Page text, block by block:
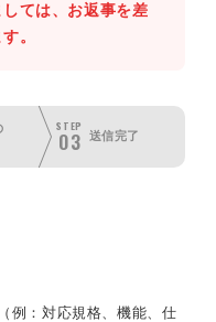
ては、お返事を差
。
STEP
03 送信完了
（例：対応規格、機能、仕